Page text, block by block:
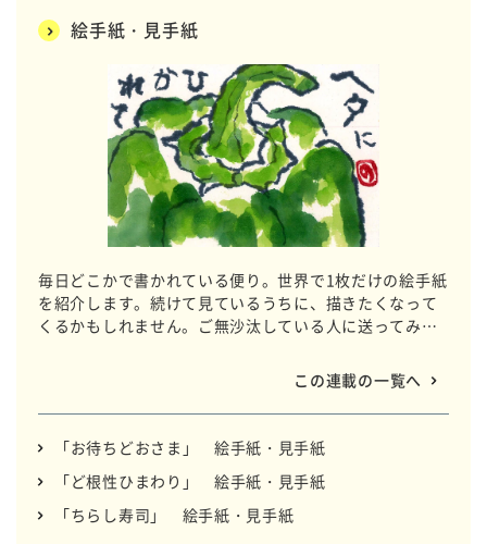
絵手紙・見手紙
毎日どこかで書かれている便り。世界で1枚だけの絵手紙
を紹介します。続けて見ているうちに、描きたくなって
くるかもしれません。ご無沙汰している人に送ってみて
この連載の一覧へ
「お待ちどおさま」 絵手紙・見手紙
「ど根性ひまわり」 絵手紙・見手紙
「ちらし寿司」 絵手紙・見手紙